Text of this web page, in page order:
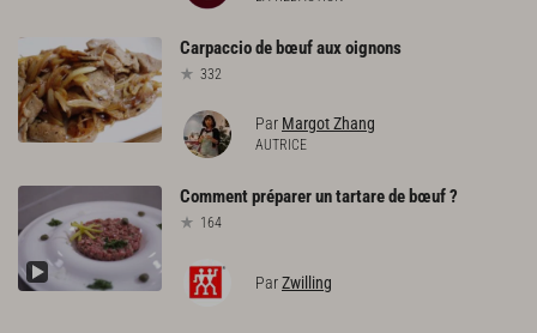
Carpacciode bœufauxoignons
332
Par Margot Zhang
AUTRICE
Commentprépareruntartarede bœuf?
164
ParZwilling